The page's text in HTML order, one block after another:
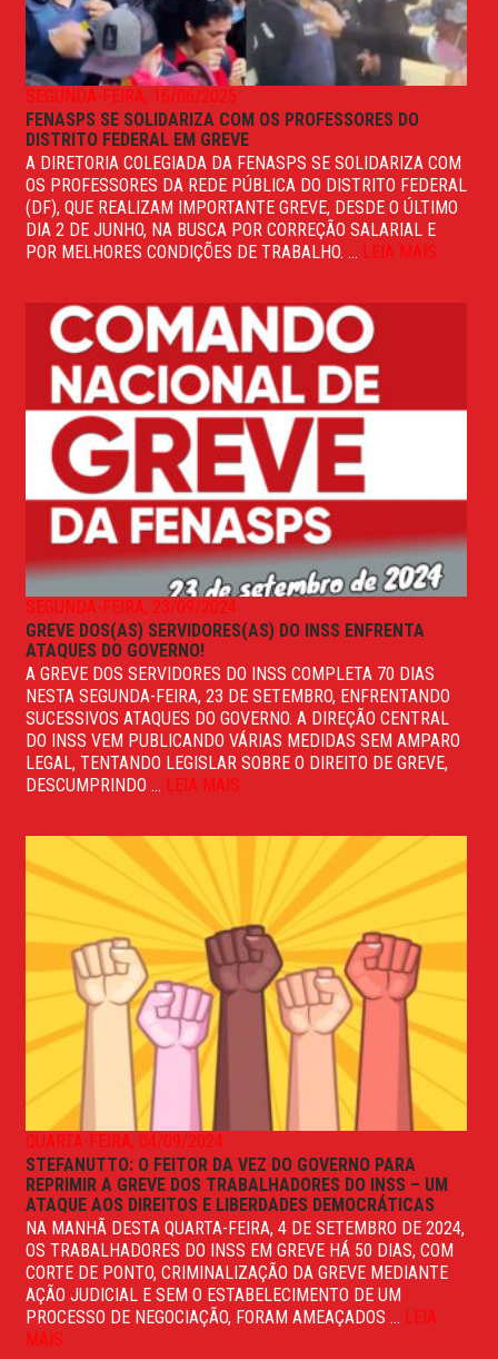
SEGUNDA-FEIRA, 16/06/2025
FENASPS SE SOLIDARIZA COM OS PROFESSORES DO
DISTRITO FEDERAL EM GREVE
A DIRETORIA COLEGIADA DA FENASPS SE SOLIDARIZA COM
OS PROFESSORES DA REDE PÚBLICA DO DISTRITO FEDERAL
(DF), QUE REALIZAM IMPORTANTE GREVE, DESDE O ÚLTIMO
DIA 2 DE JUNHO, NA BUSCA POR CORREÇÃO SALARIAL E
POR MELHORES CONDIÇÕES DE TRABALHO. ... LEIA MAIS
SEGUNDA-FEIRA, 23/09/2024
GREVE DOS(AS) SERVIDORES(AS) DO INSS ENFRENTA
ATAQUES DO GOVERNO!
A GREVE DOS SERVIDORES DO INSS COMPLETA 70 DIAS
NESTA SEGUNDA-FEIRA, 23 DE SETEMBRO, ENFRENTANDO
SUCESSIVOS ATAQUES DO GOVERNO. A DIREÇÃO CENTRAL
DO INSS VEM PUBLICANDO VÁRIAS MEDIDAS SEM AMPARO
LEGAL, TENTANDO LEGISLAR SOBRE O DIREITO DE GREVE,
DESCUMPRINDO ... LEIA MAIS
QUARTA-FEIRA, 04/09/2024
STEFANUTTO: O FEITOR DA VEZ DO GOVERNO PARA
REPRIMIR A GREVE DOS TRABALHADORES DO INSS – UM
ATAQUE AOS DIREITOS E LIBERDADES DEMOCRÁTICAS
NA MANHÃ DESTA QUARTA-FEIRA, 4 DE SETEMBRO DE 2024,
OS TRABALHADORES DO INSS EM GREVE HÁ 50 DIAS, COM
CORTE DE PONTO, CRIMINALIZAÇÃO DA GREVE MEDIANTE
AÇÃO JUDICIAL E SEM O ESTABELECIMENTO DE UM
PROCESSO DE NEGOCIAÇÃO, FORAM AMEAÇADOS ... LEIA
MAIS